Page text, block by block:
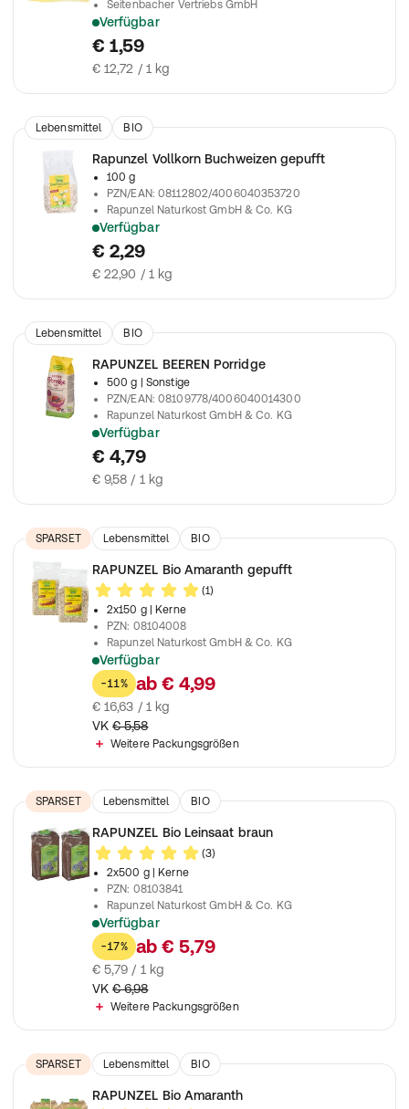
Seitenbacher Vertriebs GmbH
Verfügbar
Über das Lieblingsmüsli geben oder in Joghurt einrühren
€ 1,59
€ 12,72 / 1 kg
Lebensmittel BIO
Rapunzel Vollkorn Buchweizen gepufft
100 g
PZN/EAN:08112802/4006040353720
Rapunzel Naturkost GmbH & Co. KG
Verfügbar
Luftig-leicht und fein nussig im Geschmack mit angenehmer
€ 2,29
€ 22,90 / 1 kg
Lebensmittel BIO
RAPUNZEL BEEREN Porridge
500 g
| Sonstige
PZN/EAN:08109778/4006040014300
Rapunzel Naturkost GmbH & Co. KG
Verfügbar
Zarte Haferflocken mit herrlich fruchtigen Heidelbeeren,
€ 4,79
€ 9,58 / 1 kg
SPARSET Lebensmittel
BIO
Nahrungsergänzungsmittel
RAPUNZEL Bio Amaranth gepufft
(1)
2x150 g
| Kerne
PZN: 08104008
Rapunzel Naturkost GmbH & Co. KG
Verfügbar
Ideal zum Kochen und Backen
-11% ab € 4,99
€ 16,63 / 1 kg
VK € 5,58
Weitere Packungsgrößen
SPARSET Lebensmittel
BIO
Nahrungsergänzungsmittel
RAPUNZEL Bio Leinsaat braun
(3)
2x500 g
| Kerne
PZN: 08103841
Rapunzel Naturkost GmbH & Co. KG
Verfügbar
Ideal zum Kochen und Backen
-17% ab € 5,79
€ 5,79 / 1 kg
VK € 6,98
Weitere Packungsgrößen
SPARSET Lebensmittel
BIO
Nahrungsergänzungsmittel
RAPUNZEL Bio Amaranth